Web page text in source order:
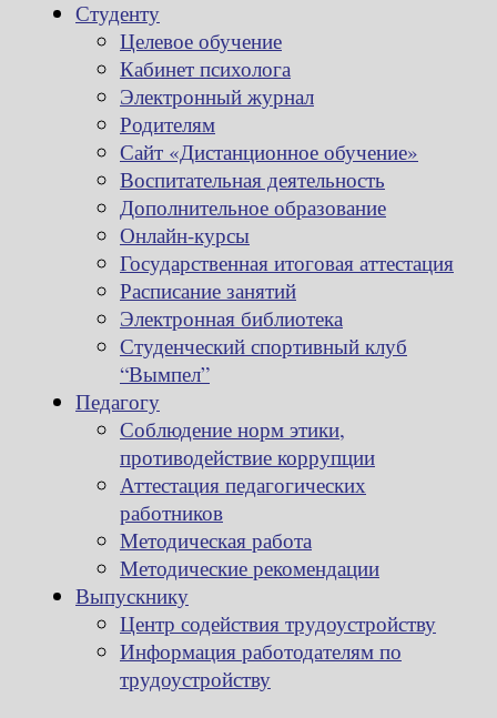
Студенту
Целевое обучение
Кабинет психолога
Электронный журнал
Родителям
Сайт «Дистанционное обучение»
Воспитательная деятельность
Дополнительное образование
Онлайн-курсы
Государственная итоговая аттестация
Расписание занятий
Электронная библиотека
Студенческий спортивный клуб
“Вымпел”
Педагогу
Соблюдение норм этики,
противодействие коррупции
Аттестация педагогических
работников
Методическая работа
Методические рекомендации
Выпускнику
Центр содействия трудоустройству
Информация работодателям по
трудоустройству